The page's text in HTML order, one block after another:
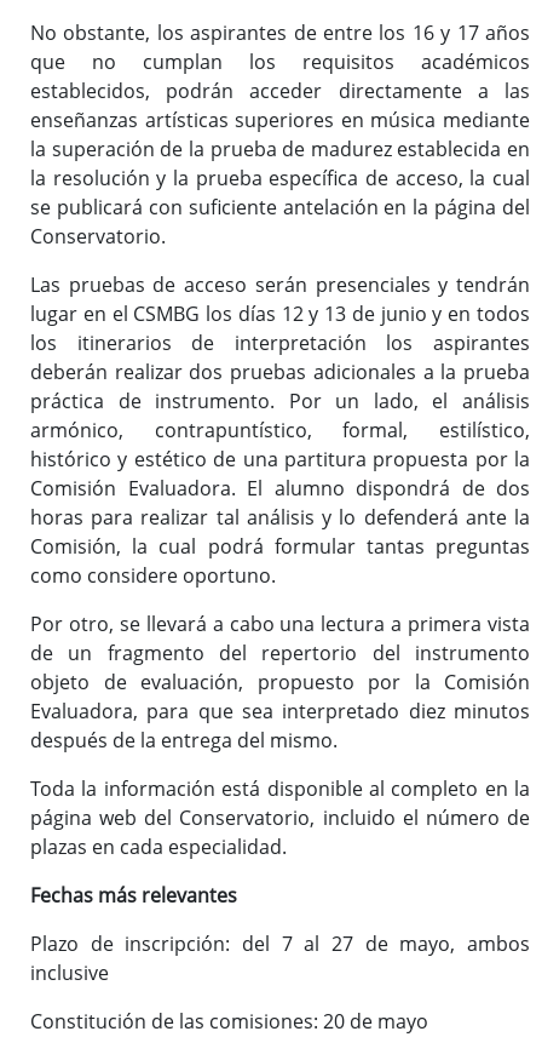
No obstante, los aspirantes de entre los 16 y 17 años
que no cumplan los requisitos académicos
establecidos, podrán acceder directamente a las
enseñanzas artísticas superiores en música mediante
la superación de la prueba de madurez establecida en
la resolución y la prueba específica de acceso, la cual
se publicará con suficiente antelación en la página del
Conservatorio.
Las pruebas de acceso serán presenciales y tendrán
lugar en el CSMBG los días 12 y 13 de junio y en todos
los itinerarios de interpretación los aspirantes
deberán realizar dos pruebas adicionales a la prueba
práctica de instrumento. Por un lado, el análisis
armónico, contrapuntístico, formal, estilístico,
histórico y estético de una partitura propuesta por la
Comisión Evaluadora. El alumno dispondrá de dos
horas para realizar tal análisis y lo defenderá ante la
Comisión, la cual podrá formular tantas preguntas
como considere oportuno.
Por otro, se llevará a cabo una lectura a primera vista
de un fragmento del repertorio del instrumento
objeto de evaluación, propuesto por la Comisión
Evaluadora, para que sea interpretado diez minutos
después de la entrega del mismo.
Toda la información está disponible al completo en la
página web del Conservatorio, incluido el número de
plazas en cada especialidad.
Fechas más relevantes
Plazo de inscripción: del 7 al 27 de mayo, ambos
inclusive
Constitución de las comisiones: 20 de mayo